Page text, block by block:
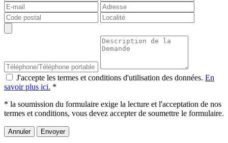
J'accepte les termes et conditions d'utilisation des données. En
savoir plus ici. *
* la soumission du formulaire exige la lecture et l'acceptation de nos
termes et conditions, vous devez accepter de soumettre le formulaire.
Annuler